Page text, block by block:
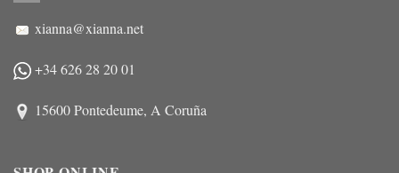
xianna@xianna.net
+34 626 28 20 01
15600 Pontedeume, A Coruña